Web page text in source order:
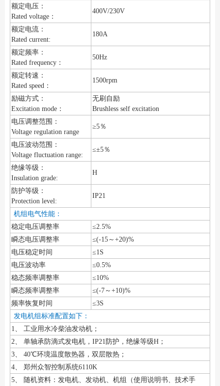
额定电压：
Rated voltage：
400V/230V
额定电流：
Rated current:
180A
额定频率：
Rated frequency：
50Hz
额定转速：
Rated speed：
1500rpm
励磁方式：
Excitation mode：
无刷自励
Brushless self excitation
电压调整范围：
Voltage regulation range
≥5％
电压波动范围：
Voltage fluctuation range:
≤±5％
绝缘等级：
Insulation grade:
H
防护等级：
Protection level:
IP21
机组电气性能：
稳定电压调整率
≤2.5%
瞬态电压调整率
≤(-15～+20)%
电压稳定时间
≤1S
电压波动率
≤0.5%
稳态频率调整率
≤10%
瞬态频率调整率
≤(-7～+10)%
频率恢复时间
≤3S
发电机组标准配置如下：
1、 工业用水冷柴油发动机；
2、 单轴承防滴式发电机，IP21防护，绝缘等级H；
3、 40℃环境温度散热器，双层散热；
4、 郑州众智控制系统6110K
5、 随机资料：发电机、发动机、机组（使用说明书、技术手